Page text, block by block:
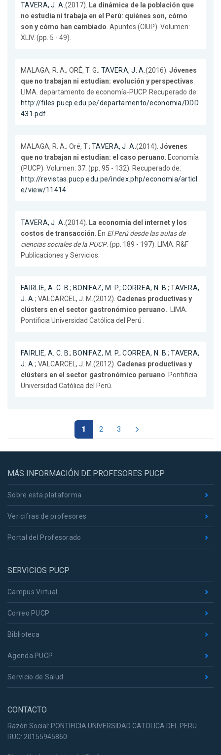
TAVERA, J. A.(2017). La dinámica de la población que
no estudia ni trabaja en el Perú: quiénes son, cómo
son y cómo han cambiado. Apuntes (CIUP). Volumen:
XLIV. (pp. 5 - 49).
MALAGA, R. A.; ORÉ, T. G.; TAVERA, J. A.(2016). Jóvenes
que no trabajan ni estudian: evolución y perspectivas.
LIMA. departamento de economía-PUCP. Recuperado de:
http://files.pucp.edu.pe/departamento/economia/DDD
431.pdf
MALAGA, R. A.; Oré, T.; TAVERA, J. A.(2014). Jóvenes
que no trabajan ni estudian: el caso peruano. Economía
(PUCP). Volumen: 37. (pp. 95 - 132). Recuperado de:
http://revistas.pucp.edu.pe/index.php/economia/articl
e/view/11414
TAVERA, J. A.(2014). La economía del internet y los
costos de transacción. En El Perú desde las aulas de
ciencias sociales de la PUCP. (pp. 189 - 197). LIMA. R&F
Publicaciones y Servicios.
FAIRLIE, A. C. B.; BONIFAZ, M. P.;CORREA, N. B.;TAVERA,
J. A.; VALCARCEL, J. M.(2012). Cadenas productivas y
clústers en el sector gastronómico peruano.. LIMA.
Pontificia Universidad Católica del Perú .
FAIRLIE, A. C. B.; BONIFAZ, M. P.;CORREA, N. B.;TAVERA,
J. A.; VALCARCEL, J. M.(2012). Cadenas productivas y
clústers en el sector gastronómico peruano. Pontificia
Universidad Católica del Perú.
1 2 3
MÁS INFORMACIÓN DE PROFESORES PUCP
Sobre esta plataforma
Ver cifras de profesores
Portal del Profesorado
SERVICIOS PUCP
Campus Virtual
Correo PUCP
Biblioteca
Agenda PUCP
Servicio de Salud
CONTACTO
Razón Social: PONTIFICIA UNIVERSIDAD CATOLICA DEL PERU
RUC: 20155945860